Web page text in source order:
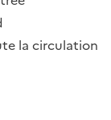
la circulation